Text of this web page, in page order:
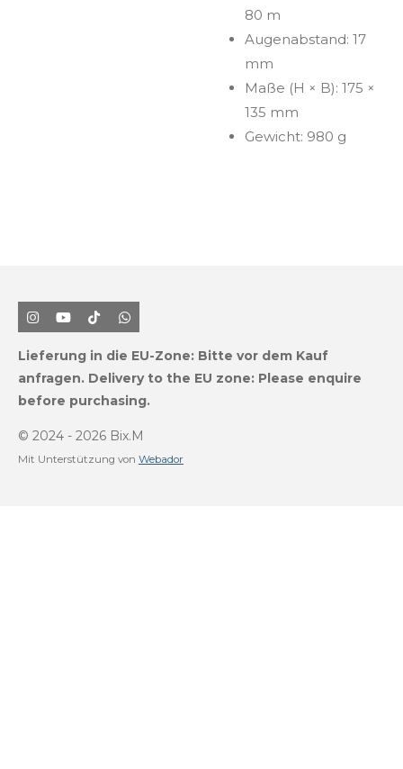
80 m
Augenabstand: 17
mm
Maße (H × B): 175 ×
135 mm
Gewicht: 980 g
I
n
t
a
r
m
Y
o
T
u
e
T
i
k
T
o
W
h
t
s
p
Lieferung in die EU-Zone: Bitte vor dem Kauf
anfragen. Delivery to the EU zone: Please enquire
before purchasing.
© 2024 - 2026 Bix.M
Mit Unterstützung von Webador